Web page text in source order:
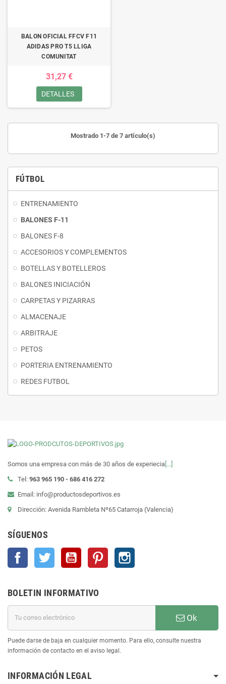
FÚTBOL
ENTRENAMIENTO
BALONES F-11
BALONES F-8
ACCESORIOS Y COMPLEMENTOS
BOTELLAS Y BOTELLEROS
BALONES INICIACIÓN
CARPETAS Y PIZARRAS
ALMACENAJE
ARBITRAJE
PETOS
PORTERIA ENTRENAMIENTO
REDES FUTBOL
BALON OFICIAL FFCV F11
ADIDAS PRO T5 LLIGA
COMUNITAT
31,27 €
DETALLES
Mostrado 1-7 de 7 artículo(s)
Somos una empresa con más de 30 años de experiecia [...]
Tel: 963 965 190 - 686 416 272
Email: info@productosdeportivos.es
Dirección: Avenida Rambleta Nº65 Catarroja (Valencia)
SÍGUENOS
Facebook Twitter YouTube Pinterest
BOLETIN INFORMATIVO
Ok
Puede darse de baja en cualquier momento. Para ello, consulte nuestra
información de contacto en el aviso legal.
INFORMACIÓN LEGAL